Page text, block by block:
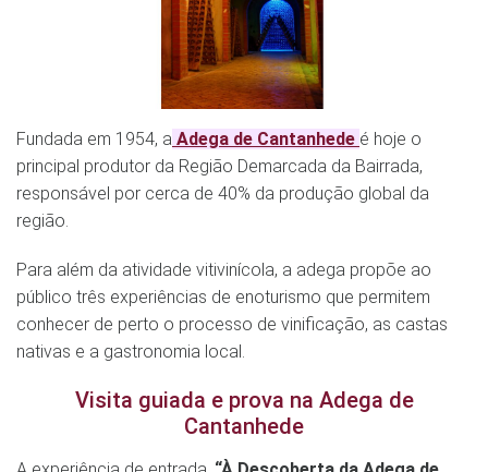
Fundada em 1954, a Adega de Cantanhede é hoje o
principal produtor da Região Demarcada da Bairrada,
responsável por cerca de 40% da produção global da
região.
Para além da atividade vitivinícola, a adega propõe ao
público três experiências de enoturismo que permitem
conhecer de perto o processo de vinificação, as castas
nativas e a gastronomia local.
Visita guiada e prova na Adega de
Cantanhede